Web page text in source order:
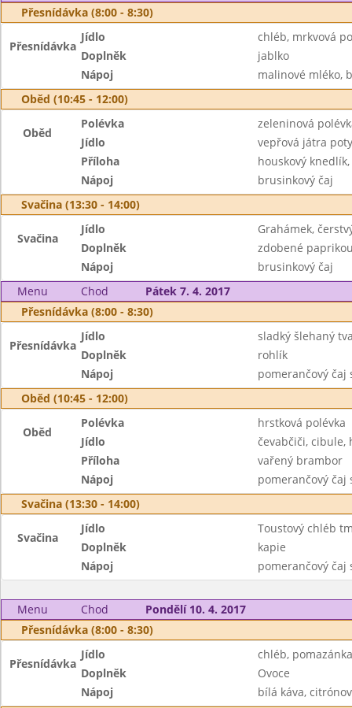
Přesnídávka (8:00 - 8:30)
Přesnídávka
Jídlo
chléb, mrkvová
Doplněk
jablko
Nápoj
malinové mléko,
Oběd (10:45 - 12:00)
Oběd
Polévka
zeleninová
Jídlo
vepřová játra
Příloha
houskový knedlík,
Nápoj
brusinkový čaj
Svačina (13:30 - 14:00)
Svačina
Jídlo
Grahámek,
Doplněk
zdobené
Nápoj
brusinkový čaj
Menu
Chod
Pátek 7. 4. 2017
Přesnídávka (8:00 - 8:30)
Přesnídávka
Jídlo
sladký šlehaný
Doplněk
rohlík
Nápoj
pomerančový čaj
Oběd (10:45 - 12:00)
Oběd
Polévka
hrstková polévka
Jídlo
čevabčiči, cibule,
Příloha
vařený brambor
Nápoj
pomerančový čaj
Svačina (13:30 - 14:00)
Svačina
Jídlo
Toustový chléb
Doplněk
kapie
Nápoj
pomerančový čaj
Menu Chod
Pondělí 10. 4. 2017
Přesnídávka (8:00 - 8:30)
Přesnídávka
Jídlo
chléb,
Doplněk
Ovoce
Nápoj
bílá káva,